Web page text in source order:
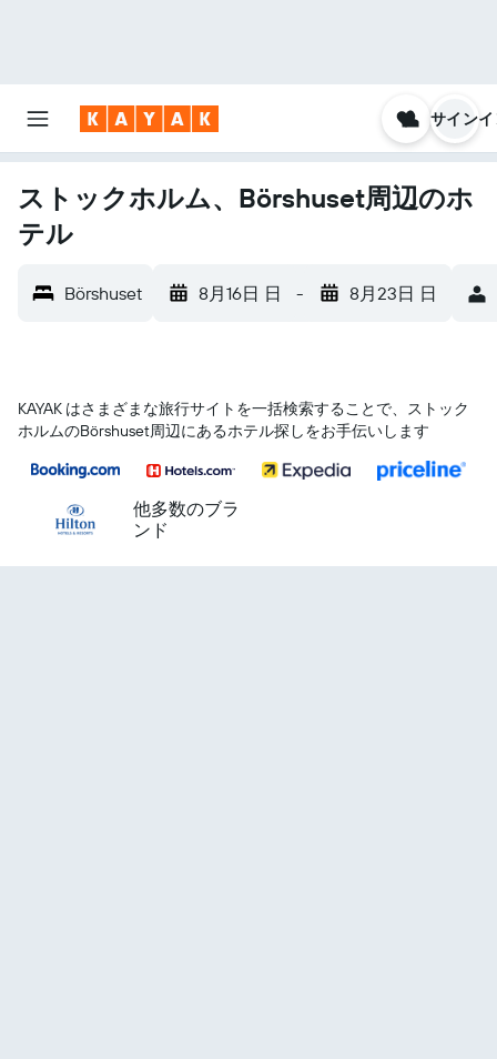
サイン
ストックホルム、Börshuset周辺のホ
テル
Börshuset 8月16日 日 - 8月23日 日
KAYAK はさまざまな旅行サイトを一括検索することで、ストック
ホルム​のBörshuset​周辺にあるホテル探しをお手伝いします
他多数のブラ
ンド